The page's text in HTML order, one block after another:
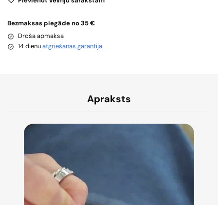
Bezmaksas piegāde no 35 €
Droša apmaksa
14 dienuatgriešanas garantija
Apraksts